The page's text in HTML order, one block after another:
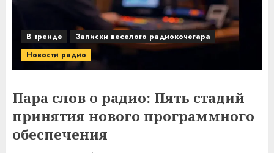
В тренде
Записки веселого радиокочегара
Новости радио
Пара слов о радио: Пять стадий
принятия нового программного
обеспечения